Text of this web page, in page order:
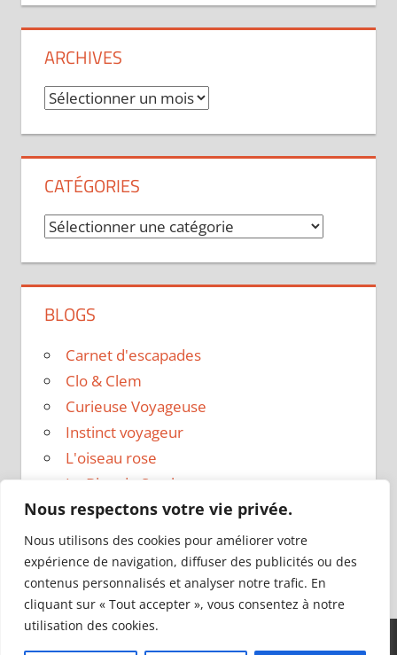
Nous respectons votre vie privée.
Nous utilisons des cookies pour améliorer votre
expérience de navigation, diffuser des publicités ou des
contenus personnalisés et analyser notre trafic. En
cliquant sur « Tout accepter », vous consentez à notre
utilisation des cookies.
ARCHIVES
Archives
CATÉGORIES
Catégories
BLOGS
Carnet d'escapades
Clo & Clem
Curieuse Voyageuse
Instinct voyageur
L'oiseau rose
Le Blog de Sarah
Le sac a dos
Madame Oreille
Voyages et Vagabondages